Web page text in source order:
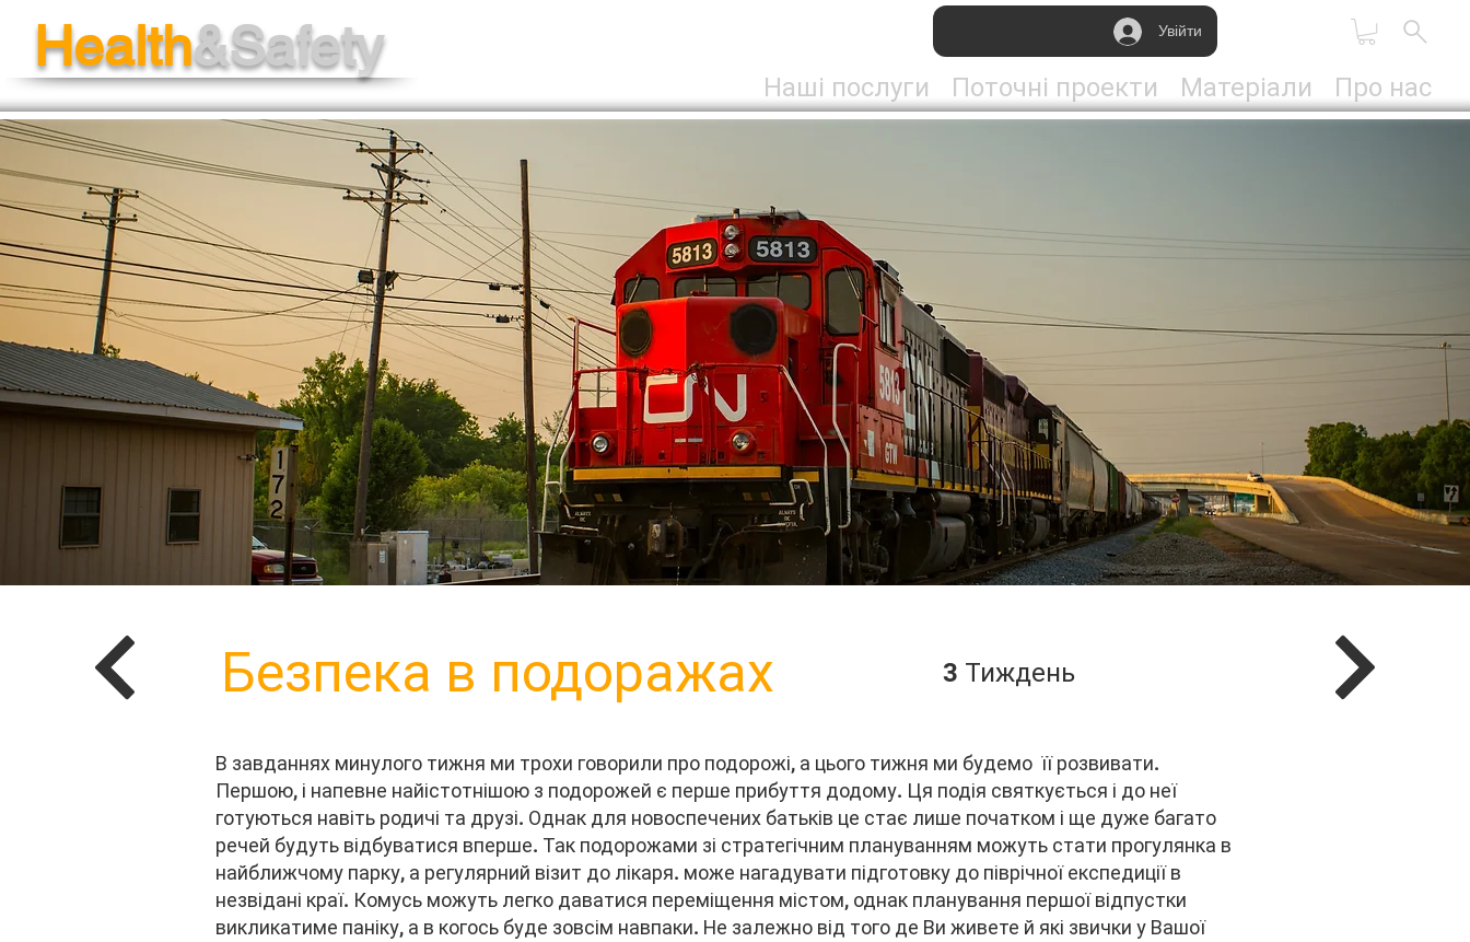
Health&Safety Увійти
Наші послуги Поточні проекти Матеріали Про нас
Безпека в подоражах 3 Тиждень
В завданнях минулого тижня ми трохи говорили про подорожі, а цього тижня ми будемо її розвивати.
Першою, і напевне найістотнішою з подорожей є перше прибуття додому. Ця подія святкується і до неї
готуються навіть родичі та друзі. Однак для новоспечених батьків це стає лише початком і ще дуже багато
речей будуть відбуватися вперше. Так подорожами зі стратегічним плануванням можуть стати прогулянка в
найближчому парку, а регулярний візит до лікаря. може нагадувати підготовку до піврічної експедиції в
незвідані краї. Комусь можуть легко даватися переміщення містом, однак планування першої відпустки
викликатиме паніку, а в когось буде зовсім навпаки. Не залежно від того де Ви живете й які звички у Вашої